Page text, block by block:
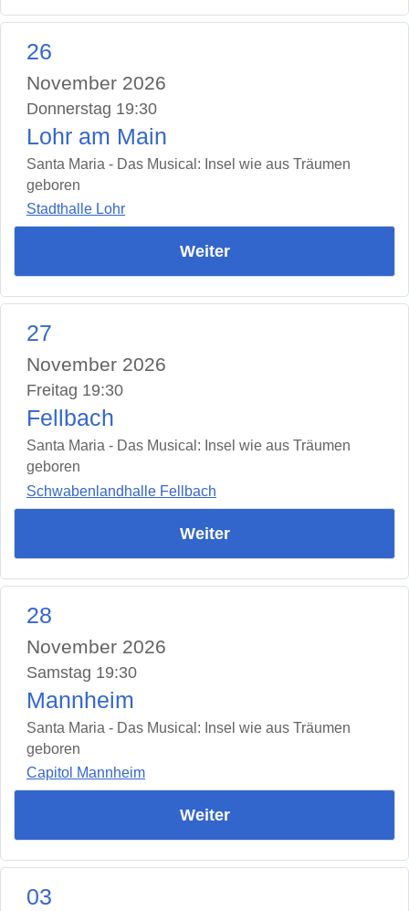
26
November 2026
Donnerstag 19:30
Lohr am Main
Santa Maria - Das Musical: Insel wie aus Träumen
geboren
Stadthalle Lohr
Weiter
27
November 2026
Freitag 19:30
Fellbach
Santa Maria - Das Musical: Insel wie aus Träumen
geboren
Schwabenlandhalle Fellbach
Weiter
28
November 2026
Samstag 19:30
Mannheim
Santa Maria - Das Musical: Insel wie aus Träumen
geboren
Capitol Mannheim
Weiter
03